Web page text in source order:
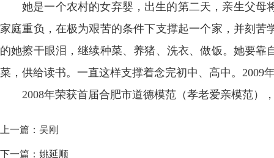
她是一个农村的女弃婴，出生的第二天，亲生父
家庭重负，在极为艰苦的条件下支撑起一个家，并刻
的她擦干眼泪，继续种菜、养猪、洗衣、做饭。她要
菜，供给读书。一直这样支撑着念完初中、高中。2009
2008年荣获首届合肥市道德模范（孝老爱亲模范）
上一篇： 吴刚
下一篇： 姚延顺